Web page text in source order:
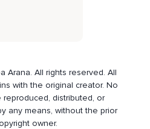
Arana. All rights reserved. All
with the original creator. No
distributed, or
any means, without the prior
owner.